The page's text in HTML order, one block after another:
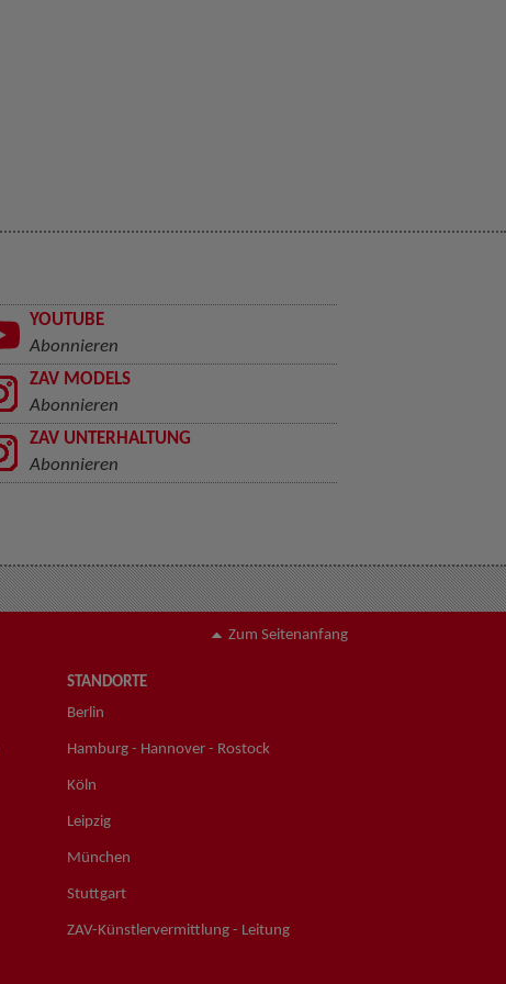
YOUTUBE
Abonnieren
ZAV MODELS
Abonnieren
ZAV UNTERHALTUNG
Abonnieren
Zum Seitenanfang
STANDORTE
Berlin
Hamburg - Hannover - Rostock
Köln
Leipzig
München
Stuttgart
ZAV-Künstlervermittlung - Leitung